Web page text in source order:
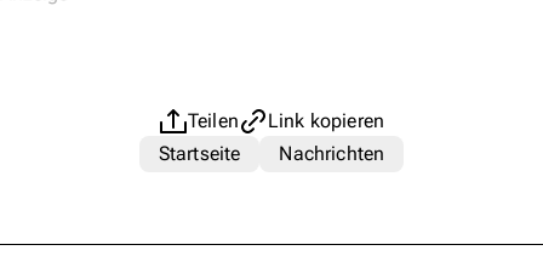
Teilen
Link kopieren
Startseite
Nachrichten